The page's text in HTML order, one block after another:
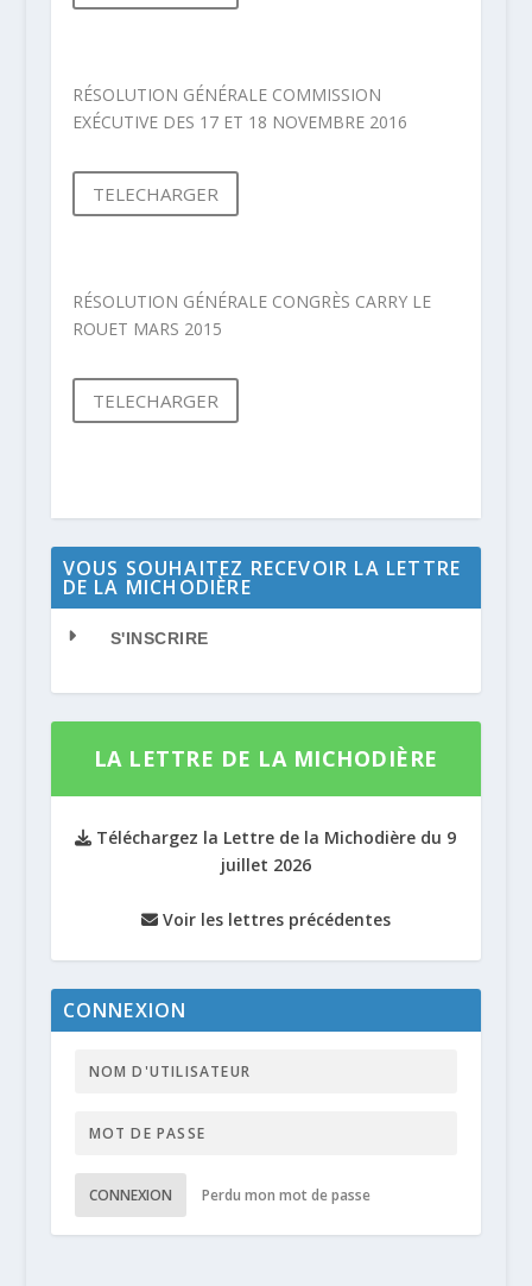
RÉSOLUTION GÉNÉRALE COMMISSION
EXÉCUTIVE DES 17 ET 18 NOVEMBRE 2016
TELECHARGER
RÉSOLUTION GÉNÉRALE CONGRÈS CARRY LE
ROUET MARS 2015
TELECHARGER
VOUS SOUHAITEZ RECEVOIR LA LETTRE
DE LA MICHODIÈRE
S'INSCRIRE
LA LETTRE DE LA MICHODIÈRE
Téléchargez la Lettre de la Michodière du 9
juillet 2026
Voir les lettres précédentes
CONNEXION
CONNEXION Perdu mon mot de passe